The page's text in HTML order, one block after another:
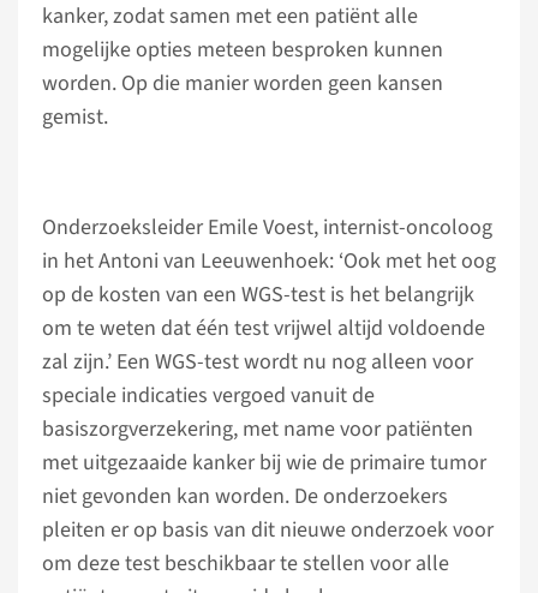
kanker, zodat samen met een patiënt alle
mogelijke opties meteen besproken kunnen
worden. Op die manier worden geen kansen
gemist.
Onderzoeksleider Emile Voest, internist-oncoloog
in het Antoni van Leeuwenhoek: ‘Ook met het oog
op de kosten van een WGS-test is het belangrijk
om te weten dat één test vrijwel altijd voldoende
zal zijn.’ Een WGS-test wordt nu nog alleen voor
speciale indicaties vergoed vanuit de
basiszorgverzekering, met name voor patiënten
met uitgezaaide kanker bij wie de primaire tumor
niet gevonden kan worden. De onderzoekers
pleiten er op basis van dit nieuwe onderzoek voor
om deze test beschikbaar te stellen voor alle